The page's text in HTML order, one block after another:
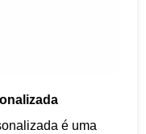
é uma